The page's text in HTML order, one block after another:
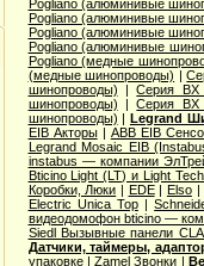
Pogliano (алюминивые
Pogliano (алюминивые
Pogliano (алюминивые
Pogliano (алюминивые
Pogliano (медные
(медные шинопроводы) |
шинопроводы) |Серия ВХ
шинопроводы) |Серия ВХ
шинопроводы) | Legrand
EIB Акторы| ABB EIB
Legrand Mosaic ЕIB
instabus — компании
Bticino Light (LT) и Light
Коробки, Люки | EDE| Elso|
Electric Unica Top|
видеодомофон bticino —
Siedl Вызывные панели
Датчики, таймеры,
упаковке|Zamel Звонки |